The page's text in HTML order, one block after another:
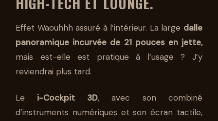
Effet Waouhhh assuré à l’intérieur. La large dalle
panoramique incurvée de 21 pouces en jette,
mais est-elle est pratique à l’usage ? J’y
reviendrai plus tard.
Le i-Cockpit 3D, avec son combiné
d’instruments numériques et son écran tactile,